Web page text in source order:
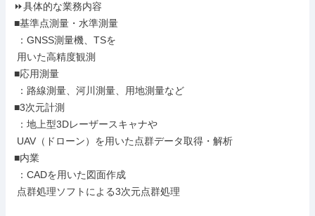
⏩具体的な業務内容
■基準点測量・水準測量
■応用測量
■3次元計測
■内業